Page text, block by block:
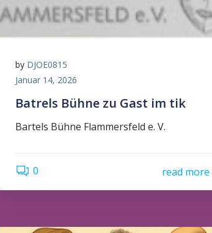
by DJOE0815
Januar 14, 2026
Batrels Bühne zu Gast im tik
Bartels Bühne Flammersfeld e. V.
0 read more